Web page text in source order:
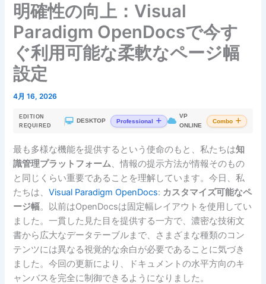
明確性の向上：Visual
Paradigm OpenDocsで今す
ぐ利用可能な柔軟なページ幅
設定
4月 16, 2026
EDITION
REQUIRED
DESKTOP Professional
VP
ONLINE
Combo
最も多様な機能を提供するという使命のもと、私たちは知
識管理プラットフォーム、情報の提示方法が情報そのもの
と同じくらい重要であることを理解しています。今日、私
たちは、Visual Paradigm OpenDocs: カスタマイズ可能なペ
ージ幅。以前はOpenDocsは固定幅レイアウトを使用してい
ました。一貫した見た目を提供する一方で、濃密な技術文
書から広大なデータテーブルまで、さまざまな種類のコン
テンツには異なる視覚的な余白が必要であることに気づき
ました。今回の更新により、ドキュメントの水平方向のキ
ャンバスを完全に制御できるようになりました。